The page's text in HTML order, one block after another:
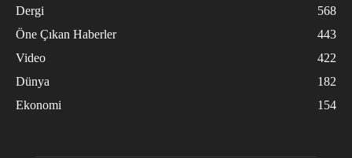
Dergi
568
Öne Çıkan Haberler
443
Video
422
Dünya
182
Ekonomi
154